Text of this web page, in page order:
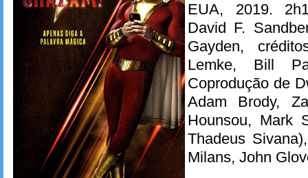
EUA, 2019.
David F.
Gayden,
Lemke, Bill
Coprodução de
Adam Brody,
Hounsou, Mark
Thadeus
Milans, John